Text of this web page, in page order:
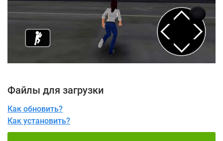
Файлы для загрузки
Как обновить?
Как установить?